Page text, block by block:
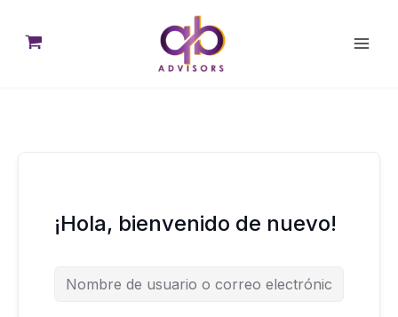
contenido
¡Hola, bienvenido de nuevo!